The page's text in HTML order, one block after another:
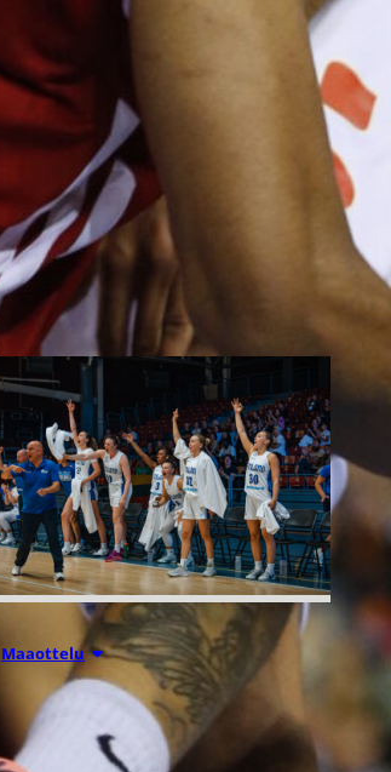
haaviin
Dolenc on rakentanut pitkän
ammattilaisuran Suomen lisäksi
Ranskassa, Itävallassa,
Liettuassa, Romaniassa,
Bosniassa ja viimeksi Islannissa.
Maaottelu 06.08.2026 21:44
Susiladiesin